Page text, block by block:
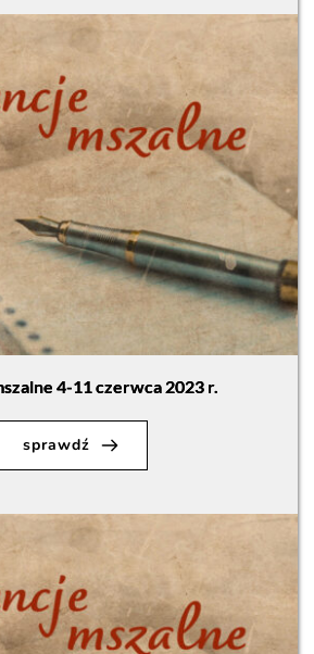
4-11 czerwca 2023 r.
sprawdź